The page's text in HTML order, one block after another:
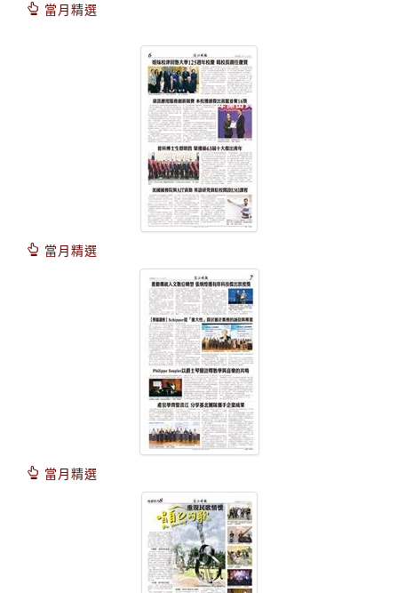
當月精選
當月精選
當月精選